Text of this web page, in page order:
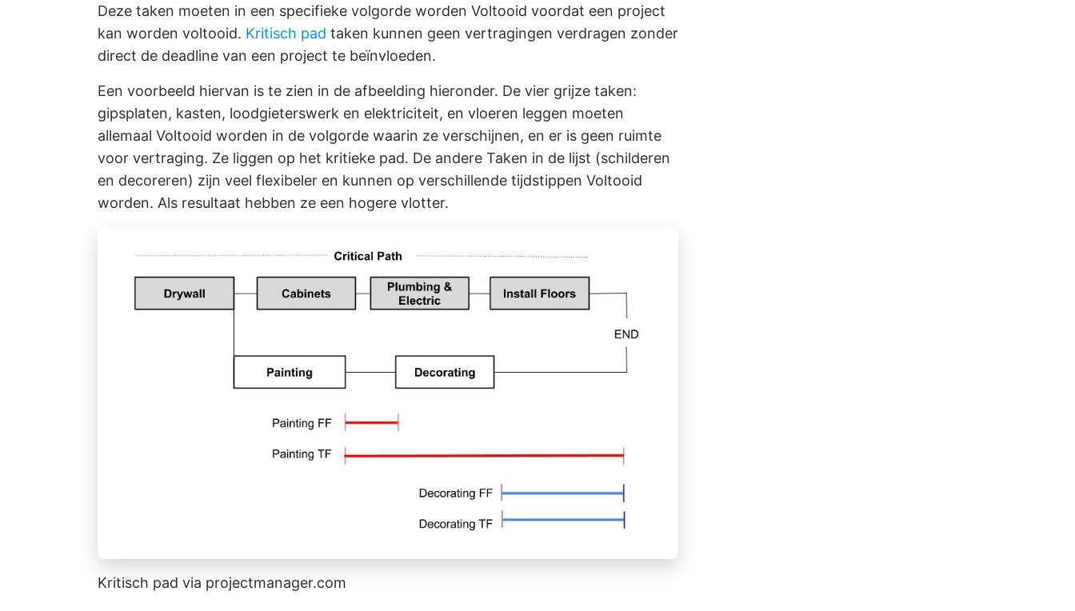
Deze taken moeten in een specifieke volgorde worden Voltooid voordat een project
kan worden voltooid. Kritisch pad taken kunnen geen vertragingen verdragen zonder
direct de deadline van een project te beïnvloeden.
Een voorbeeld hiervan is te zien in de afbeelding hieronder. De vier grijze taken:
gipsplaten, kasten, loodgieterswerk en elektriciteit, en vloeren leggen moeten
allemaal Voltooid worden in de volgorde waarin ze verschijnen, en er is geen ruimte
voor vertraging. Ze liggen op het kritieke pad. De andere Taken in de lijst (schilderen
en decoreren) zijn veel flexibeler en kunnen op verschillende tijdstippen Voltooid
worden. Als resultaat hebben ze een hogere vlotter.
Kritisch pad via projectmanager.com